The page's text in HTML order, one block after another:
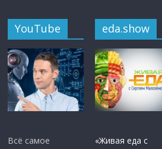
YouTube
Всё самое
eda.show
«Живая еда с